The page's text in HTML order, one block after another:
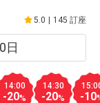
5.0 145 訂座
14:00
-20%
14:30
-20% -10